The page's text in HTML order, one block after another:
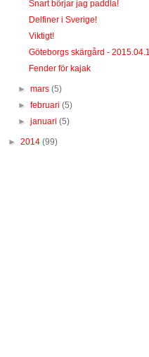
Snart börjar jag paddla!
Delfiner i Sverige!
Viktigt!
Göteborgs skärgård -
Fender för kajak
►mars(5)
►februari(5)
►januari(5)
► 2014 (99)